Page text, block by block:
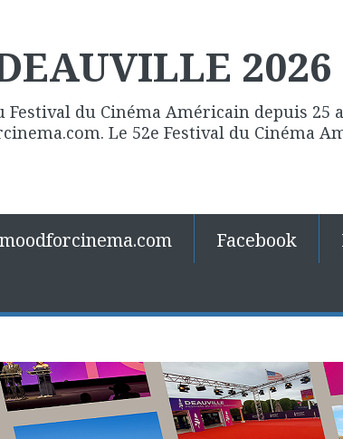
2026
du Cinéma Américain depuis 25
Le 52e Festival du Cinéma
Facebook